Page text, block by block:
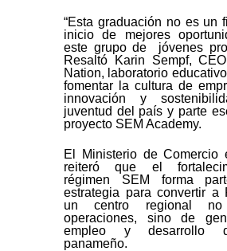
“Esta graduación no es un
inicio de mejores
este grupo de jóvenes
Resaltó Karin Sempf,
Nation, laboratorio
fomentar la cultura de
innovación y
juventud del país y parte
proyecto SEM Academy.
El Ministerio de Comercio
reiteró que el
régimen SEM forma
estrategia para convertir a
un centro regional
operaciones, sino de
empleo y desarrollo
panameño.